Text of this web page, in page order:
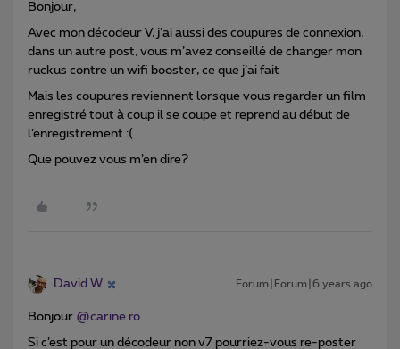
Bonjour,
Avec mon décodeur V, j’ai aussi des coupures de connexion,
dans un autre post, vous m’avez conseillé de changer mon
ruckus contre un wifi booster, ce que j’ai fait
Mais les coupures reviennent lorsque vous regarder un film
enregistré tout à coup il se coupe et reprend au début de
l’enregistrement :(
Que pouvez vous m’en dire?
David W Forum|Forum|6 years ago
Bonjour @carine.ro
Si c’est pour un décodeur non v7 pourriez-vous re-poster